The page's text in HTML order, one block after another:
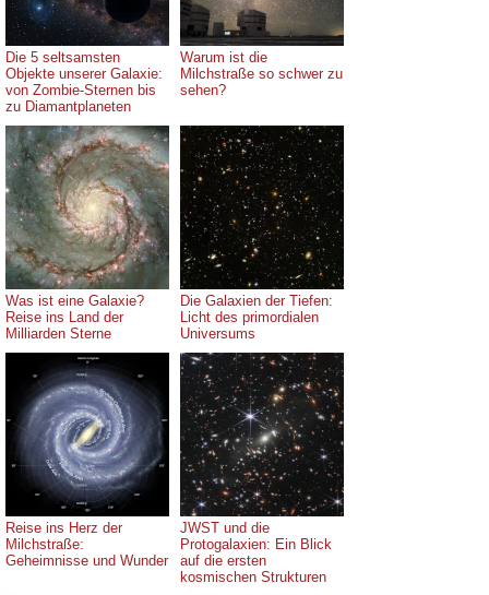
Die 5 seltsamsten
Objekte unserer Galaxie:
von Zombie-Sternen bis
zu Diamantplaneten
Warum ist die
Milchstraße so schwer zu
sehen?
Was ist eine Galaxie?
Reise ins Land der
Milliarden Sterne
Die Galaxien der Tiefen:
Licht des primordialen
Universums
Reise ins Herz der
Milchstraße:
Geheimnisse und Wunder
JWST und die
Protogalaxien: Ein Blick
auf die ersten
kosmischen Strukturen